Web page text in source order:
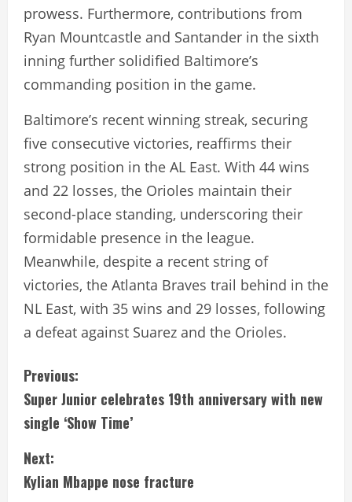
prowess. Furthermore, contributions from
Ryan Mountcastle and Santander in the sixth
inning further solidified Baltimore’s
commanding position in the game.
Baltimore’s recent winning streak, securing
five consecutive victories, reaffirms their
strong position in the AL East. With 44 wins
and 22 losses, the Orioles maintain their
second-place standing, underscoring their
formidable presence in the league.
Meanwhile, despite a recent string of
victories, the Atlanta Braves trail behind in the
NL East, with 35 wins and 29 losses, following
a defeat against Suarez and the Orioles.
C
o
n
t
Previous:
Super Junior celebrates 19th anniversary with new
single ‘Show Time’
Next:
Kylian Mbappe nose fracture